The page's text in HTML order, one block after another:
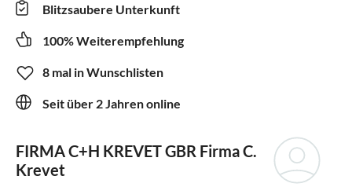
Blitzsaubere Unterkunft
100% Weiterempfehlung
8 mal in Wunschlisten
Seit über 2 Jahren online
FIRMA C+H KREVET GBR Firma C.
Krevet